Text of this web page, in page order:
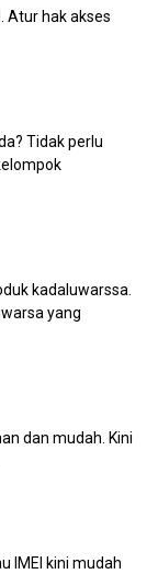
Atur hak akses
Tidak perlu
kadaluwarssa.
yang
dan mudah. Kini
IMEI kini mudah